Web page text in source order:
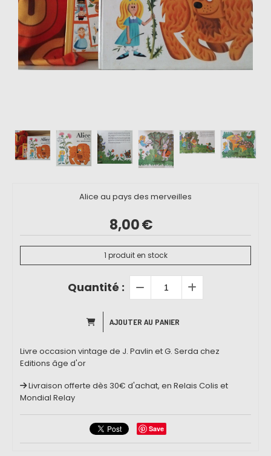
Alice au pays des merveilles
8,00€
1 produit en stock
Quantité :
AJOUTER AU PANIER
Livre occasion vintage de J. Pavlin et G. Serda chez
Editions âge d'or
Livraison offerte dès 30€ d'achat, en Relais Colis et
Mondial Relay
Save